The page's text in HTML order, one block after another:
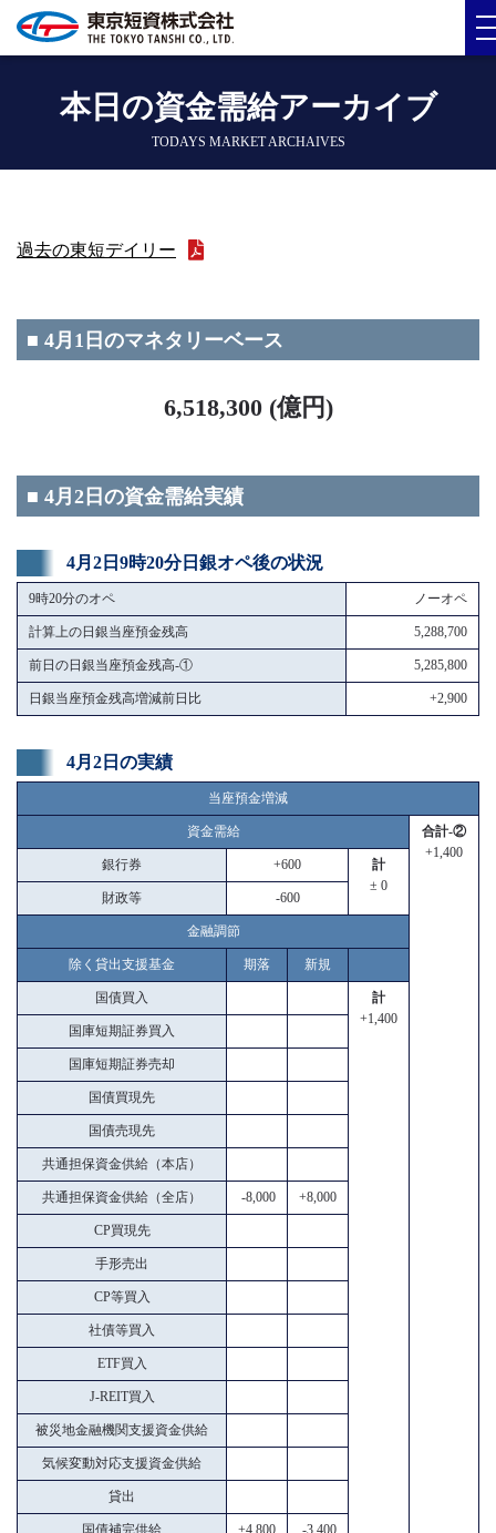
本日の資金需給アーカイブ
TODAYS MARKET ARCHAIVES
過去の東短デイリー
■ 4月1日のマネタリーベース
6,518,300 (億円)
■ 4月2日の資金需給実績
4月2日9時20分日銀オペ後の状況
9時20分のオペ ノーオペ
計算上の日銀当座預金残高 5,288,700
前日の日銀当座預金残高-① 5,285,800
日銀当座預金残高増減前日比 +2,900
4月2日の実績
当座預金増減
資金需給
合計-②
+1,400
銀行券 +600
計
± 0
財政等 -600
金融調節
除く貸出支援基金 期落 新規
国債買入
計
+1,400
国庫短期証券買入
国庫短期証券売却
国債買現先
国債売現先
共通担保資金供給（本店）
共通担保資金供給（全店） -8,000 +8,000
CP買現先
手形売出
CP等買入
社債等買入
ETF買入
J-REIT買入
被災地金融機関支援資金供給
気候変動対応支援資金供給
貸出
国債補完供給 +4,800 -3,400